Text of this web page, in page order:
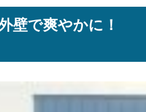
壁で爽やかに！